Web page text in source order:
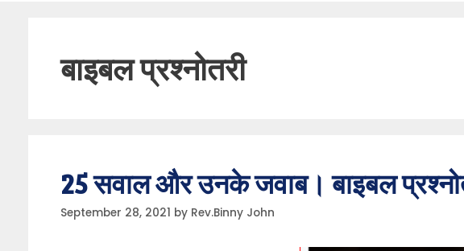
बाइबल प्रश्नोतरी
25 सवाल और उनके जवाब। बाइबल
September 28, 2021 by Rev.Binny John